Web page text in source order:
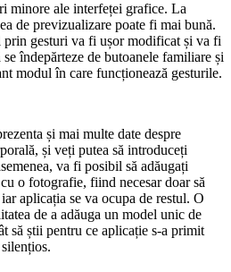
minore ale interfeței grafice. La
de previzualizare poate fi mai bună.
gesturi va fi ușor modificat și va fi
îndepărteze de butoanele familiare și
modul în care funcționează gesturile.
și mai multe date despre
și veți putea să introduceți
va fi posibil să adăugați
o fotografie, fiind necesar doar să
aplicația se va ocupa de restul. O
de a adăuga un model unic de
să știi pentru ce aplicație s-a primit